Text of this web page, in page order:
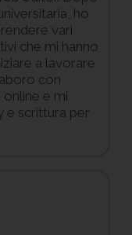
ho
vari
che mi hanno
a lavorare
con
e mi
e scrittura per